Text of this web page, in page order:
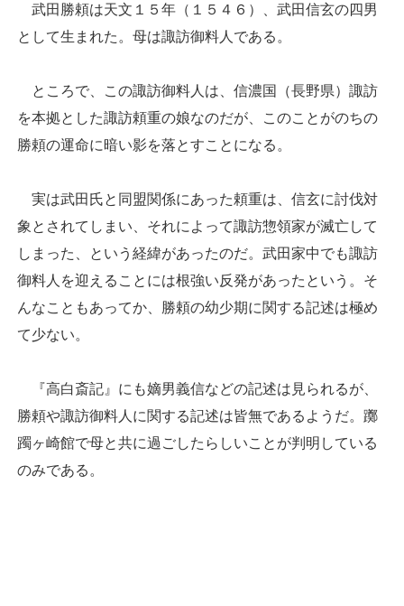
武田勝頼は天文１５年（１５４６）、武田信玄の四男
として生まれた。母は諏訪御料人である。
ところで、この諏訪御料人は、信濃国（長野県）諏訪
を本拠とした諏訪頼重の娘なのだが、このことがのちの
勝頼の運命に暗い影を落とすことになる。
実は武田氏と同盟関係にあった頼重は、信玄に討伐対
象とされてしまい、それによって諏訪惣領家が滅亡して
しまった、という経緯があったのだ。武田家中でも諏訪
御料人を迎えることには根強い反発があったという。そ
んなこともあってか、勝頼の幼少期に関する記述は極め
て少ない。
『高白斎記』にも嫡男義信などの記述は見られるが、
勝頼や諏訪御料人に関する記述は皆無であるようだ。躑
躅ヶ崎館で母と共に過ごしたらしいことが判明している
のみである。